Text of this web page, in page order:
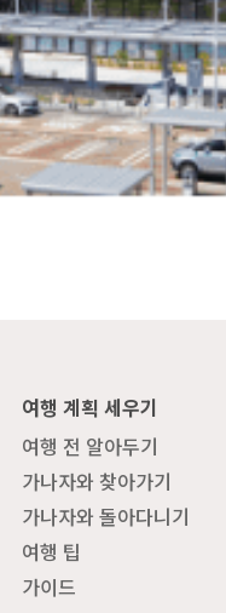
여행 계획 세우기
여행 전 알아두기
가나자와 찾아가기
가나자와 돌아다니기
여행 팁
가이드